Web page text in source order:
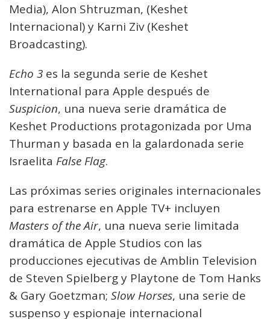
Media), Alon Shtruzman, (Keshet
Internacional) y Karni Ziv (Keshet
Broadcasting).
Echo 3 es la segunda serie de Keshet
International para Apple después de
Suspicion, una nueva serie dramática de
Keshet Productions protagonizada por Uma
Thurman y basada en la galardonada serie
Israelita False Flag.
Las próximas series originales internacionales
para estrenarse en Apple TV+ incluyen
Masters of the Air, una nueva serie limitada
dramática de Apple Studios con las
producciones ejecutivas de Amblin Television
de Steven Spielberg y Playtone de Tom Hanks
& Gary Goetzman; Slow Horses, una serie de
suspenso y espionaje internacional